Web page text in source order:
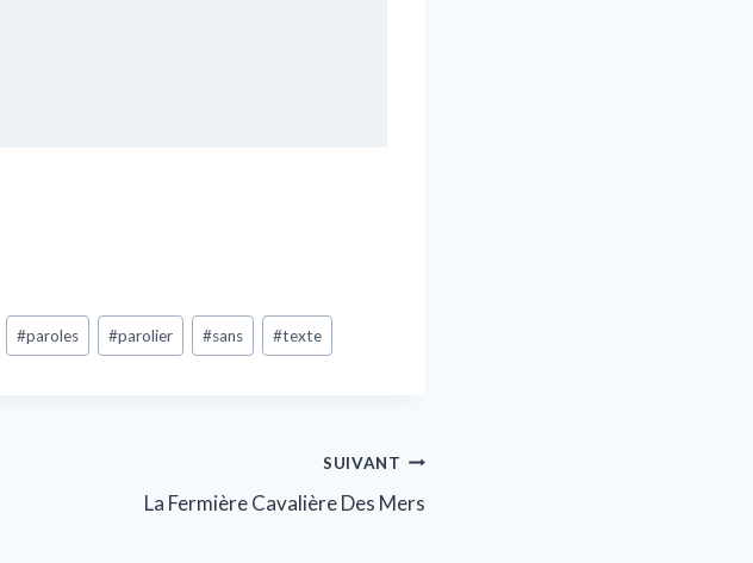
#paroles #parolier #sans #texte
SUIVANT
La Fermière Cavalière Des Mers